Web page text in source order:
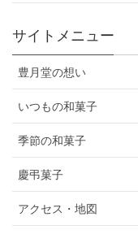
サイトメニュー
豊月堂の想い
いつもの和菓子
季節の和菓子
慶弔菓子
アクセス・地図